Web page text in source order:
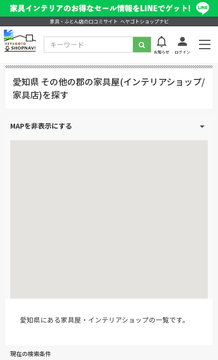
家具・ふとん店の口コミサイト ヘヤゴトショップナビ
お知らせ ログイン
愛知県 その他の郡の家具屋(インテリアショップ/
家具店)を探す
愛知県にある家具屋・インテリアショップの一覧です。
現在の検索条件